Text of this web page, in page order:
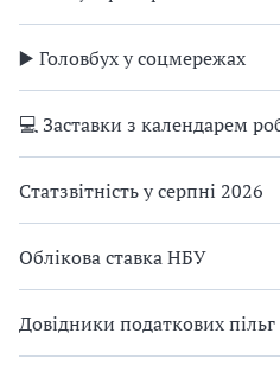
▶️ Головбух у соцмережах
💻 Заставки з календарем
Статзвітність у серпні 2026
Облікова ставка НБУ
Довідники податкових пільг